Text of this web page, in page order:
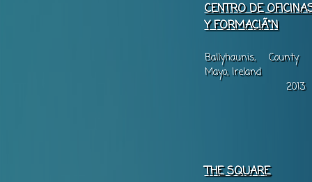
CENTRO DE
Y FORMACIÃ“N
Ballyhaunis, County
Mayo, Ireland
2013
THE SQUARE